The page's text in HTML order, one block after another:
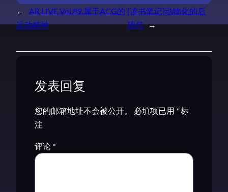
←
AR LIVE Vol.89.属于ACG的
运动精神
[读书笔记]动物化的后
现代 →
发表回复
您的邮箱地址不会被公开。 必填项已用 *标
注
评论 *